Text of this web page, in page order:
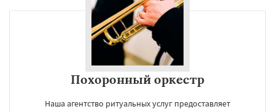
Похоронный оркестр
Наша агентство ритуальных услуг предоставляет